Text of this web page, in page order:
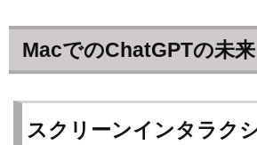
MacでのChatGPTの未来
スクリーンインタラク